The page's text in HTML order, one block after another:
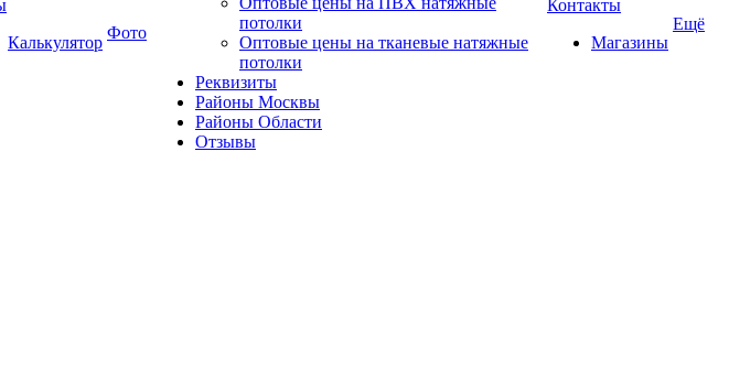
Калькулятор
Фото
потолки
Оптовые цены на тканевые натяжные
потолки
Реквизиты
Районы Москвы
Районы Области
Отзывы
Контакты
Магазины
Ещё